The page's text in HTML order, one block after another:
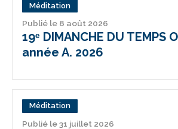
Méditation
Publié le 8 août 2026
19ᵉ DIMANCHE DU TEMPS
année A. 2026
Méditation
Publié le 31 juillet 2026